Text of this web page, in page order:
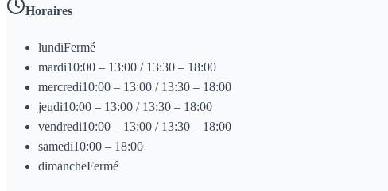
Horaires
lundiFermé
mardi10:00 – 13:00 / 13:30 – 18:00
mercredi10:00 – 13:00 / 13:30 – 18:00
jeudi10:00 – 13:00 / 13:30 – 18:00
vendredi10:00 – 13:00 / 13:30 – 18:00
samedi10:00 – 18:00
dimancheFermé